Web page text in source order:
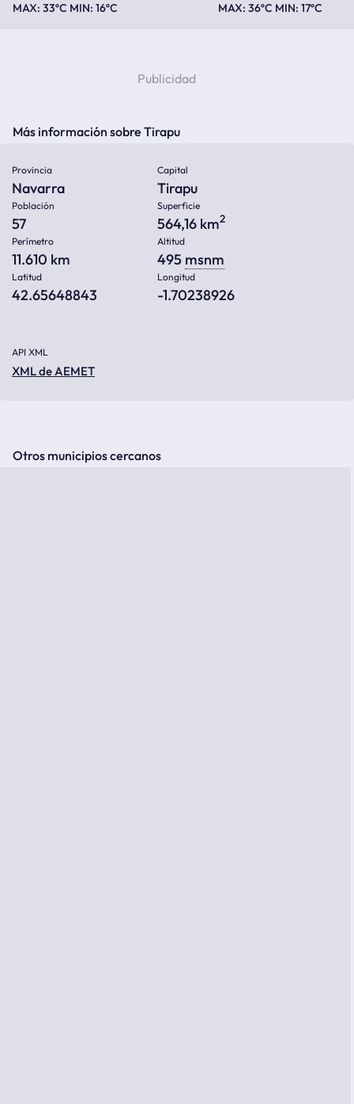
33ºC 16ºC 36ºC 17ºC
Más información sobre Tirapu
Provincia
Navarra
Capital
Tirapu
Población
57
Superficie
564,16 km2
Perímetro
11.610 km
Altitud
495 msnm
Latitud
42.65648843
Longitud
-1.70238926
API XML
XML de AEMET
Otros municipios cercanos